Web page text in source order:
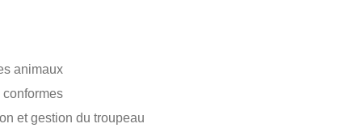
animaux
et gestion du troupeau